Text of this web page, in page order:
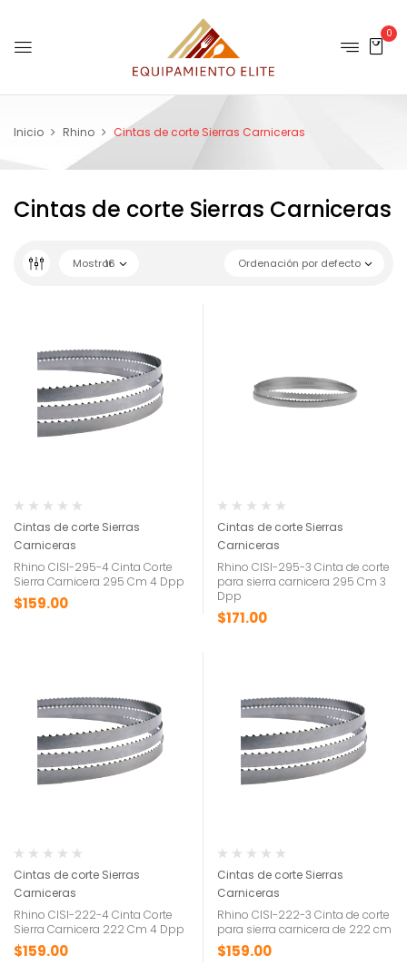
0
Inicio Rhino Cintas de corte Sierras Carniceras
Cintas de corte Sierras Carniceras
Ordenación por defecto
Mostrar
16
Cintas de corte Sierras
Carniceras
Rhino CISI-295-4 Cinta Corte
Sierra Carnicera 295 Cm 4 Dpp
$159.00
Cintas de corte Sierras
Carniceras
Rhino CISI-295-3 Cinta de corte
para sierra carnicera 295 Cm 3
Dpp
$171.00
Cintas de corte Sierras
Carniceras
Rhino CISI-222-4 Cinta Corte
Sierra Carnicera 222 Cm 4 Dpp
$159.00
Cintas de corte Sierras
Carniceras
Rhino CISI-222-3 Cinta de corte
para sierra carnicera de 222 cm
$159.00